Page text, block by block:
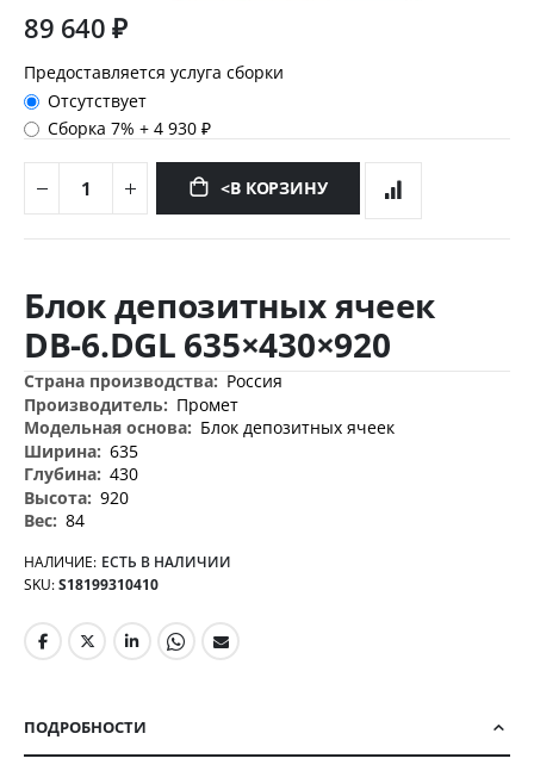
89 640 ₽
Предоставляется услуга сборки
Отсутствует
Сборка 7%+4 930 ₽
<В КОРЗИНУ
к
началу
изображений
Блок депозитных ячеек
DB-6.DGL 635×430×920
Дополнительная
информация
Россия
Промет
Блок депозитных ячеек
635
430
920
84
НАЛИЧИЕ: ЕСТЬ В НАЛИЧИИ
SKU S18199310410
ПОДРОБНОСТИ